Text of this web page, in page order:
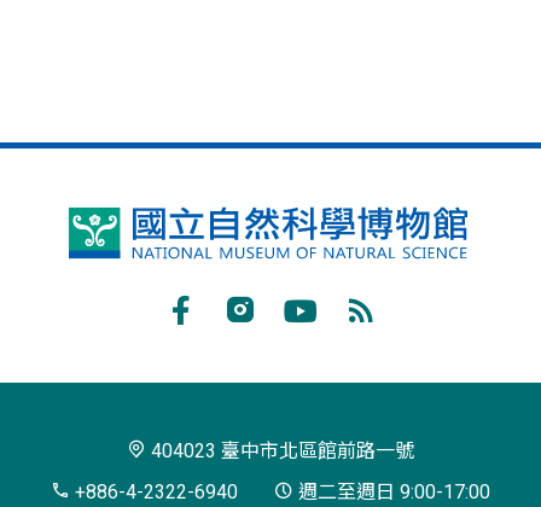
國
博
閱
404023 臺中市北區館前路一號
+886-4-2322-6940
週二至週日 9:00-17:00